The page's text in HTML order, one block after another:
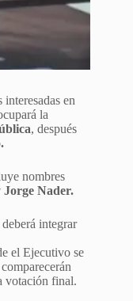
en
la
, después
nombres
Nader.
integrar
el Ejecutivo se
votación final.